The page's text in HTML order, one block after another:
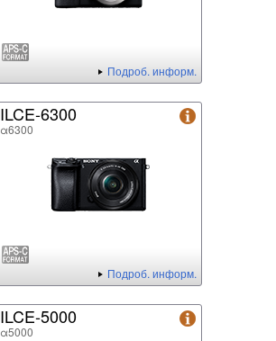
Подроб. информ.
ILCE-6300
α6300
Подроб. информ.
ILCE-5000
α5000